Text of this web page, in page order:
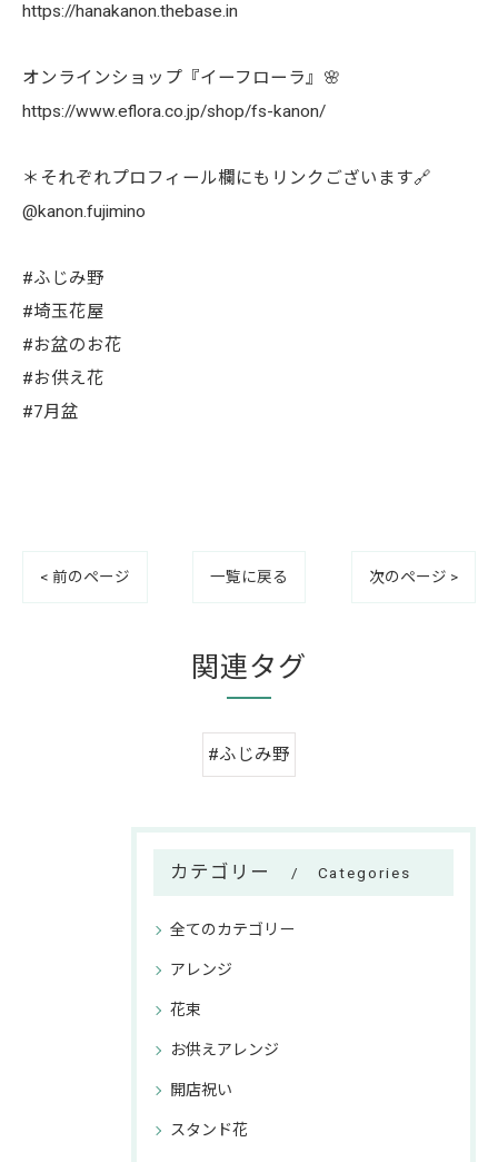
https://hanakanon.thebase.in
オンラインショップ『イーフローラ』🌸
https://www.eflora.co.jp/shop/fs-kanon/
＊それぞれプロフィール欄にもリンクございます🔗
@kanon.fujimino
#ふじみ野
#埼玉花屋
#お盆のお花
#お供え花
#7月盆
< 前のページ 一覧に戻る 次のページ >
関連タグ
#ふじみ野
カテゴリー Categories
全てのカテゴリー
アレンジ
花束
お供えアレンジ
開店祝い
スタンド花